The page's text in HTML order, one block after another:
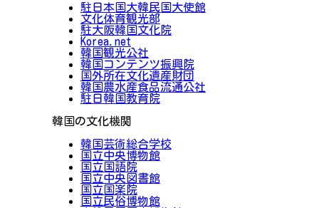
駐日本国大韓民国大使館
文化体育観光部
駐大阪韓国文化院
Korea.net
韓国観光公社
韓国コンテンツ振興院
国外所在文化遺産財団
韓国農水産食品流通公社
駐日韓国教育院
韓国の文化機関
韓国芸術総合学校
国立中央博物館
国立国語院
国立中央図書館
国立国楽院
国立民俗博物館